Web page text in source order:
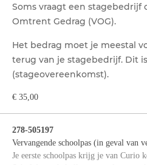
Soms vraagt een stagebedrijf
Omtrent Gedrag (VOG).
Het bedrag moet je meestal
terug van je stagebedrijf. Dit
(stageovereenkomst).
€ 35,00
278-505197
Vervangende schoolpas (in geval van
Je eerste schoolpas krijg je van Curio